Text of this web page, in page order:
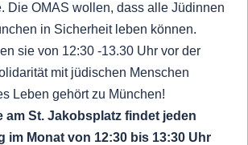
Die OMAS wollen, dass alle Jüdinnen
in Sicherheit leben können.
sie von 12:30 -13.30 Uhr vor der
mit jüdischen Menschen
Leben gehört zu München!
am St. Jakobsplatz findet jeden
im Monat von 12:30 bis 13:30 Uhr